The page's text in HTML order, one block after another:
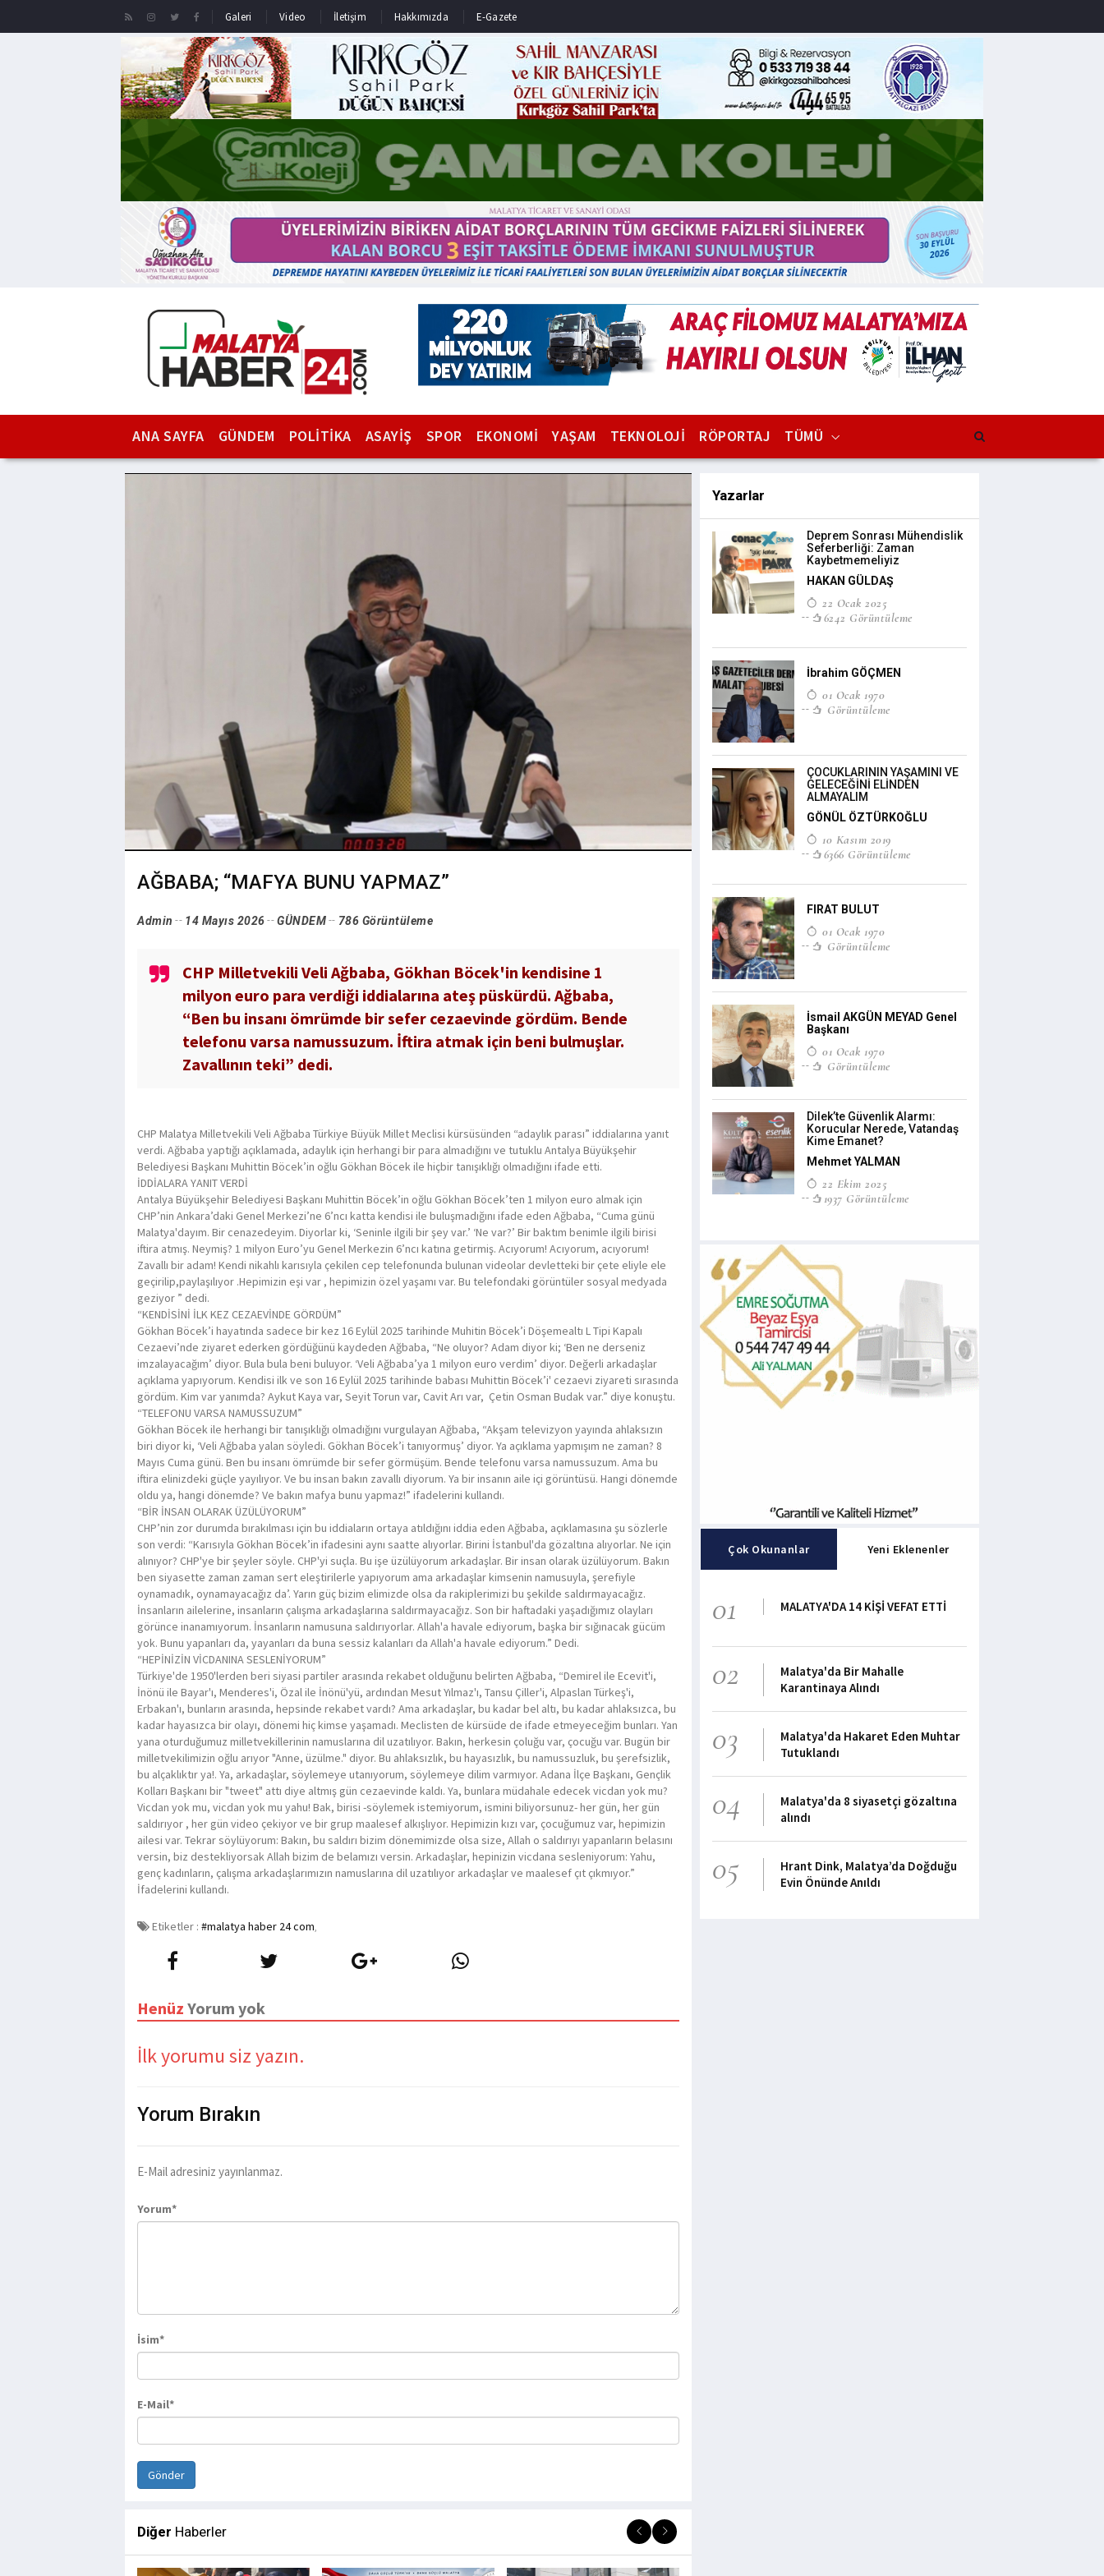
Galeri Video İletişim Hakkımızda E-Gazete
ANA SAYFA GÜNDEM POLİTİKA ASAYİŞ SPOR EKONOMİ YAŞAM TEKNOLOJİ RÖPORTAJ TÜMÜ
AĞBABA; “MAFYA BUNU YAPMAZ”
Admin 14 Mayıs 2026 GÜNDEM 786 Görüntüleme
CHP Milletvekili Veli Ağbaba, Gökhan Böcek'in kendisine 1
milyon euro para verdiği iddialarına ateş püskürdü. Ağbaba,
“Ben bu insanı ömrümde bir sefer cezaevinde gördüm. Bende
telefonu varsa namussuzum. İftira atmak için beni bulmuşlar.
Zavallının teki” dedi.
CHP Malatya Milletvekili Veli Ağbaba Türkiye Büyük Millet Meclisi kürsüsünden “adaylık parası” iddialarına yanıt
verdi. Ağbaba yaptığı açıklamada, adaylık için herhangi bir para almadığını ve tutuklu Antalya Büyükşehir
Belediyesi Başkanı Muhittin Böcek’in oğlu Gökhan Böcek ile hiçbir tanışıklığı olmadığını ifade etti.
İDDİALARA YANIT VERDİ
Antalya Büyükşehir Belediyesi Başkanı Muhittin Böcek’in oğlu Gökhan Böcek’ten 1 milyon euro almak için
CHP’nin Ankara’daki Genel Merkezi’ne 6’ncı katta kendisi ile buluşmadığını ifade eden Ağbaba, “Cuma günü
Malatya'dayım. Bir cenazedeyim. Diyorlar ki, ‘Seninle ilgili bir şey var.’ ‘Ne var?’ Bir baktım benimle ilgili birisi
iftira atmış. Neymiş? 1 milyon Euro’yu Genel Merkezin 6’ncı katına getirmiş. Acıyorum! Acıyorum, acıyorum!
Zavallı bir adam! Kendi nikahlı karısıyla çekilen cep telefonunda bulunan videolar devletteki bir çete eliyle ele
geçirilip,paylaşılıyor .Hepimizin eşi var , hepimizin özel yaşamı var. Bu telefondaki görüntüler sosyal medyada
geziyor ” dedi.
“KENDİSİNİ İLK KEZ CEZAEVİNDE GÖRDÜM”
Gökhan Böcek’i hayatında sadece bir kez 16 Eylül 2025 tarihinde Muhitin Böcek’i Döşemealtı L Tipi Kapalı
Cezaevi’nde ziyaret ederken gördüğünü kaydeden Ağbaba, “Ne oluyor? Adam diyor ki; ‘Ben ne derseniz
imzalayacağım’ diyor. Bula bula beni buluyor. ‘Veli Ağbaba’ya 1 milyon euro verdim’ diyor. Değerli arkadaşlar
açıklama yapıyorum. Kendisi ilk ve son 16 Eylül 2025 tarihinde babası Muhittin Böcek’i' cezaevi ziyareti sırasında
gördüm. Kim var yanımda? Aykut Kaya var, Seyit Torun var, Cavit Arı var, Çetin Osman Budak var.” diye konuştu.
“TELEFONU VARSA NAMUSSUZUM”
Gökhan Böcek ile herhangi bir tanışıklığı olmadığını vurgulayan Ağbaba, “Akşam televizyon yayında ahlaksızın
biri diyor ki, ‘Veli Ağbaba yalan söyledi. Gökhan Böcek’i tanıyormuş’ diyor. Ya açıklama yapmışım ne zaman? 8
Mayıs Cuma günü. Ben bu insanı ömrümde bir sefer görmüşüm. Bende telefonu varsa namussuzum. Ama bu
iftira elinizdeki güçle yayılıyor. Ve bu insan bakın zavallı diyorum. Ya bir insanın aile içi görüntüsü. Hangi dönemde
oldu ya, hangi dönemde? Ve bakın mafya bunu yapmaz!” ifadelerini kullandı.
“BİR İNSAN OLARAK ÜZÜLÜYORUM”
CHP’nin zor durumda bırakılması için bu iddiaların ortaya atıldığını iddia eden Ağbaba, açıklamasına şu sözlerle
son verdi: “Karısıyla Gökhan Böcek’in ifadesini aynı saatte alıyorlar. Birini İstanbul'da gözaltına alıyorlar. Ne için
alınıyor? CHP'ye bir şeyler söyle. CHP'yi suçla. Bu işe üzülüyorum arkadaşlar. Bir insan olarak üzülüyorum. Bakın
ben siyasette zaman zaman sert eleştirilerle yapıyorum ama arkadaşlar kimsenin namusuyla, şerefiyle
oynamadık, oynamayacağız da’. Yarın güç bizim elimizde olsa da rakiplerimizi bu şekilde saldırmayacağız.
İnsanların ailelerine, insanların çalışma arkadaşlarına saldırmayacağız. Son bir haftadaki yaşadığımız olayları
görünce inanamıyorum. İnsanların namusuna saldırıyorlar. Allah'a havale ediyorum, başka bir sığınacak gücüm
yok. Bunu yapanları da, yayanları da buna sessiz kalanları da Allah'a havale ediyorum.” Dedi.
“HEPİNİZİN VİCDANINA SESLENİYORUM”
Türkiye'de 1950'lerden beri siyasi partiler arasında rekabet olduğunu belirten Ağbaba, “Demirel ile Ecevit'i,
İnönü ile Bayar'ı, Menderes'i, Özal ile İnönü'yü, ardından Mesut Yılmaz'ı, Tansu Çiller'i, Alpaslan Türkeş'i,
Erbakan'ı, bunların arasında, hepsinde rekabet vardı? Ama arkadaşlar, bu kadar bel altı, bu kadar ahlaksızca, bu
kadar hayasızca bir olayı, dönemi hiç kimse yaşamadı. Meclisten de kürsüde de ifade etmeyeceğim bunları. Yan
yana oturduğumuz milletvekillerinin namuslarına dil uzatılıyor. Bakın, herkesin çoluğu var, çocuğu var. Bugün bir
milletvekilimizin oğlu arıyor "Anne, üzülme." diyor. Bu ahlaksızlık, bu hayasızlık, bu namussuzluk, bu şerefsizlik,
bu alçaklıktır ya!. Ya, arkadaşlar, söylemeye utanıyorum, söylemeye dilim varmıyor. Adana İlçe Başkanı, Gençlik
Kolları Başkanı bir "tweet" attı diye altmış gün cezaevinde kaldı. Ya, bunlara müdahale edecek vicdan yok mu?
Vicdan yok mu, vicdan yok mu yahu! Bak, birisi -söylemek istemiyorum, ismini biliyorsunuz- her gün, her gün
saldırıyor , her gün video çekiyor ve bir grup maalesef alkışlıyor. Hepimizin kızı var, çocuğumuz var, hepimizin
ailesi var. Tekrar söylüyorum: Bakın, bu saldırı bizim dönemimizde olsa size, Allah o saldırıyı yapanların belasını
versin, biz destekliyorsak Allah bizim de belamızı versin. Arkadaşlar, hepinizin vicdana sesleniyorum: Yahu,
genç kadınların, çalışma arkadaşlarımızın namuslarına dil uzatılıyor arkadaşlar ve maalesef çıt çıkmıyor.”
İfadelerini kullandı.
Etiketler : #malatya haber 24 com
Henüz Yorum yok
İlk yorumu siz yazın.
Yorum Bırakın
E-Mail adresiniz yayınlanmaz.
Yorum*
İsim*
E-Mail*
Diğer Haberler
Yazarlar
Deprem Sonrası Mühendislik
Seferberliği: Zaman
Kaybetmemeliyiz
HAKAN GÜLDAŞ
22 Ocak 2025
6242 Görüntüleme
İbrahim GÖÇMEN
01 Ocak 1970
Görüntüleme
ÇOCUKLARININ YAŞAMINI VE
GELECEĞİNİ ELİNDEN
ALMAYALIM
GÖNÜL ÖZTÜRKOĞLU
10 Kasım 2019
6366 Görüntüleme
FIRAT BULUT
01 Ocak 1970
Görüntüleme
İsmail AKGÜN MEYAD Genel
Başkanı
01 Ocak 1970
Görüntüleme
Dilek’te Güvenlik Alarmı:
Korucular Nerede, Vatandaş
Kime Emanet?
Mehmet YALMAN
22 Ekim 2025
1937 Görüntüleme
Çok Okunanlar Yeni Eklenenler
01 MALATYA'DA 14 KİŞİ VEFAT ETTİ
02
Malatya'da Bir Mahalle
Karantinaya Alındı
03
Malatya'da Hakaret Eden Muhtar
Tutuklandı
04
Malatya'da 8 siyasetçi gözaltına
alındı
05
Hrant Dink, Malatya’da Doğduğu
Evin Önünde Anıldı